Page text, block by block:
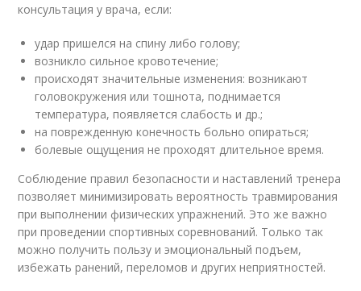
консультация у врача, если:
удар пришелся на спину либо голову;
возникло сильное кровотечение;
происходят значительные изменения: возникают
головокружения или тошнота, поднимается
температура, появляется слабость и др.;
на поврежденную конечность больно опираться;
болевые ощущения не проходят длительное время.
Соблюдение правил безопасности и наставлений тренера
позволяет минимизировать вероятность травмирования
при выполнении физических упражнений. Это же важно
при проведении спортивных соревнований. Только так
можно получить пользу и эмоциональный подъем,
избежать ранений, переломов и других неприятностей.